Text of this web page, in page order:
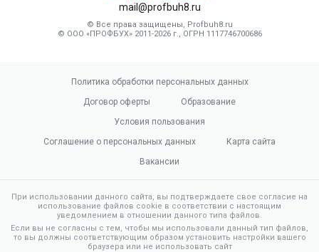
mail@profbuh8.ru
© Все права защищены, Profbuh8.ru
© ООО «ПРОФБУХ» 2011-2026 г., ОГРН 1117746700686
Политика обработки персональных данных
Договор оферты
Образование
Условия пользования
Соглашение о персональных данных
Карта сайта
Вакансии
При использовании данного сайта, вы подтверждаете свое согласие на
использование файлов cookie в соответствии с настоящим
уведомлением в отношении данного типа файлов.
Если вы не согласны с тем, чтобы мы использовали данный тип файлов,
то вы должны соответствующим образом установить настройки вашего
браузера или не использовать сайт